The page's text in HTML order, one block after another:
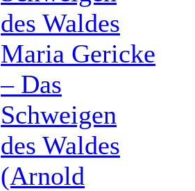
des Waldes
Maria Gericke
– Das
Schweigen
des Waldes
(Arnold